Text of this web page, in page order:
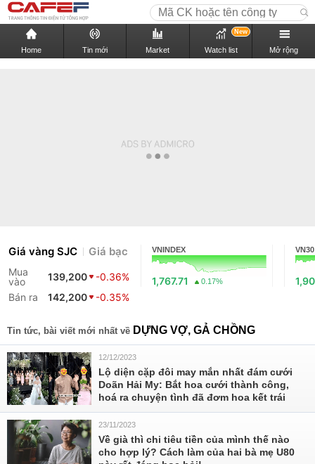
Home Tin mới Market Watch list
New
Mở rộng
Giá vàng SJC Giá bạc
Mua
vào
139,200
-0.36%
Bán ra
142,200 -0.35%
VNINDEX
1,767.71 0.17%
VN30
Tin tức, bài viết mới nhất về DỰNG VỢ, GẢ CHỒNG
12/12/2023
Lộ diện cặp đôi may mắn nhất đám cưới
Doãn Hải My: Bắt hoa cưới thành công,
hoá ra chuyện tình đã đơm hoa kết trái
23/11/2023
Về già thì chi tiêu tiền của mình thế nào
cho hợp lý? Cách làm của hai bà mẹ U80